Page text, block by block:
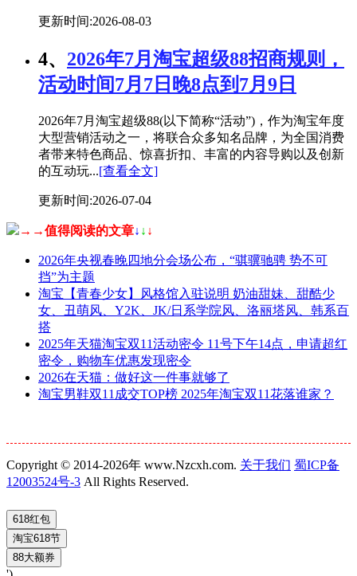
更新时间:2026-08-03
4、 2026年7月淘宝超级88招商规则，
活动时间7月7日晚8点到7月9日
2026年7月淘宝超级88(以下简称“活动”)，作为淘宝年度
大型营销活动之一，将联合众多知名品牌，为全国消费
者带来特色商品、惊喜折扣、丰富的内容导购以及创新
的互动玩...[查看全文]
更新时间:2026-07-04
→→值得阅读的文章↓ ↓ ↓
2026年央视春晚四地分会场公布，“骐骥驰骋 势不可
挡”为主题
淘宝【青春少女】风格馆入驻说明 奶油甜妹、甜酷少
女、丑萌风、Y2K、JK/日系学院风、洛丽塔风、韩系百
搭
2025年天猫淘宝双11活动密令 11号下午14点，申请超红
密令，购物车优惠发现密令
2026在天猫：做好这一件事就够了
淘宝男鞋双11成交TOP榜 2025年淘宝双11花落谁家？
Copyright © 2014-2026年 www.Nzcxh.com. 关于我们 蜀ICP备
12003524号-3 All Rights Reserved.